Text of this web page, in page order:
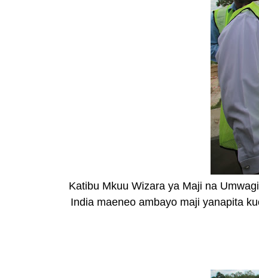
Katibu Mkuu Wizara ya Maji na
India maeneo ambayo maji yanapita